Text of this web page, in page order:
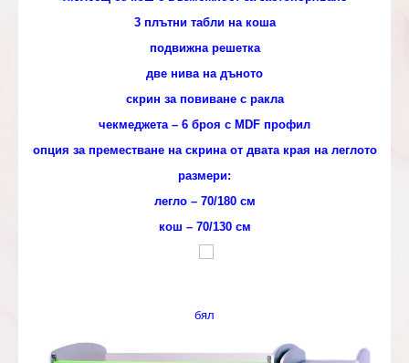
3 плътни табли на коша
подвижна решетка
две нива на дъното
скрин за повиване с ракла
чекмеджета – 6 броя с MDF профил
опция за преместване на скрина от двата края на леглото
размери:
легло – 70/180 см
кош – 70/130 см
бял